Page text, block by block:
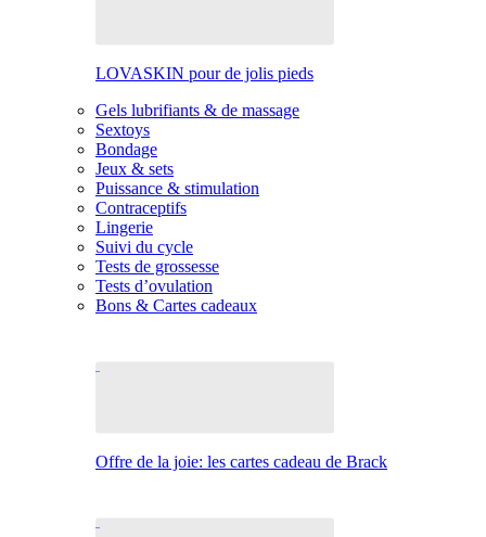
LOVASKIN pour de jolis pieds
Gels lubrifiants & de massage
Sextoys
Bondage
Jeux & sets
Puissance & stimulation
Contraceptifs
Lingerie
Suivi du cycle
Tests de grossesse
Tests d’ovulation
Bons & Cartes cadeaux
Offre de la joie: les cartes cadeau de Brack